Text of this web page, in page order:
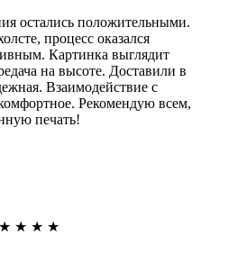
остались положительными.
процесс оказался
Картинка выглядит
на высоте. Доставили в
Взаимодействие с
Рекомендую всем,
печать!
★ ★ ★ ★